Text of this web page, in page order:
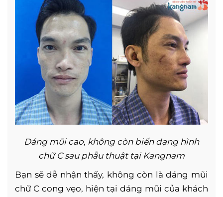
Dáng mũi cao, không còn biến dạng hình
chữ C sau phẫu thuật tại Kangnam
Bạn sẽ dễ nhận thấy, không còn là dáng mũi
chữ C cong vẹo, hiện tại dáng mũi của khách